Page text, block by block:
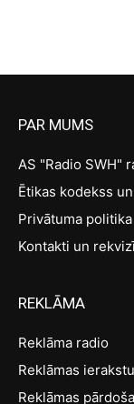
PAR MUMS
AS "Radio SWH"
Ētikas kodekss
Privātuma politika
Kontakti un
REKLĀMA
Reklāma radio
Reklāmas
Reklāmas